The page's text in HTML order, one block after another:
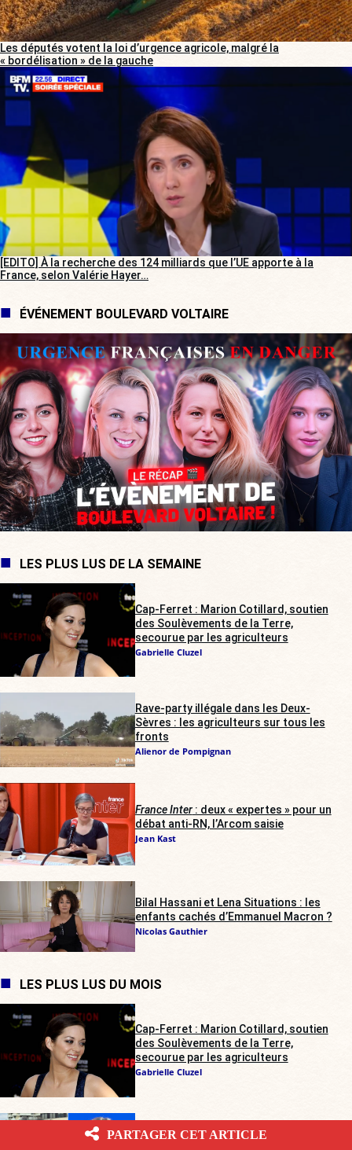
Les députés votent la loi d’urgence agricole, malgré la
« bordélisation » de la gauche
[EDITO] À la recherche des 124 milliards que l’UE apporte à la
France, selon Valérie Hayer…
ÉVÉNEMENT BOULEVARD VOLTAIRE
LES PLUS LUS DE LA SEMAINE
Cap-Ferret : Marion Cotillard, soutien
des Soulèvements de la Terre,
secourue par les agriculteurs
Gabrielle Cluzel
Rave-party illégale dans les Deux-
Sèvres : les agriculteurs sur tous les
fronts
Alienor de Pompignan
France Inter: deux « expertes » pour un
débat anti-RN, l’Arcom saisie
Jean Kast
Bilal Hassani et Lena Situations : les
enfants cachés d’Emmanuel Macron ?
Nicolas Gauthier
LES PLUS LUS DU MOIS
Cap-Ferret : Marion Cotillard, soutien
des Soulèvements de la Terre,
secourue par les agriculteurs
Gabrielle Cluzel
Trouble à l’Assemblée : contrairement
PARTAGER CET ARTICLE